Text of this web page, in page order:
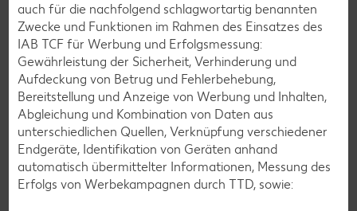
auch für die nachfolgend schlagwortartig benannten
Zwecke und Funktionen im Rahmen des Einsatzes des
IAB TCF für Werbung und Erfolgsmessung:
Gewährleistung der Sicherheit, Verhinderung und
Aufdeckung von Betrug und Fehlerbehebung,
Bereitstellung und Anzeige von Werbung und Inhalten,
Abgleichung und Kombination von Daten aus
unterschiedlichen Quellen, Verknüpfung verschiedener
Endgeräte, Identifikation von Geräten anhand
automatisch übermittelter Informationen, Messung des
Erfolgs von Werbekampagnen durch TTD, sowie: